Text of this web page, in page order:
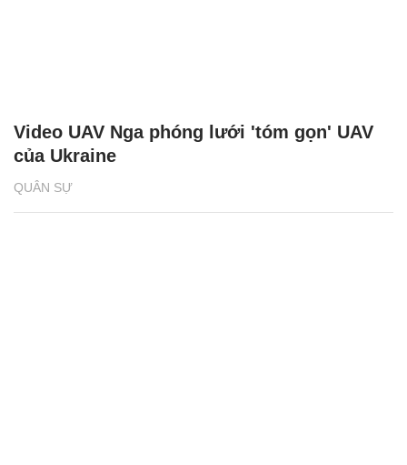
QUÂN SỰ
Video UAV Nga phóng lưới 'tóm gọn' UAV
của Ukraine